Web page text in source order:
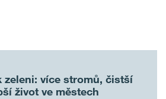
zeleni: více stromů, čistší
život ve městech